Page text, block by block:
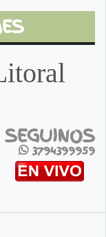
SEGUINOS
3794399959